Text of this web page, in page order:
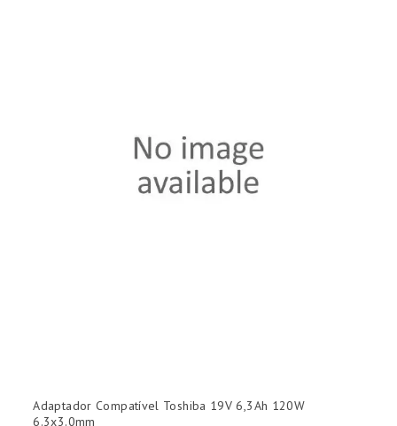
Adaptador Compatível Toshiba 19V 6,3Ah 120W
6.3x3.0mm